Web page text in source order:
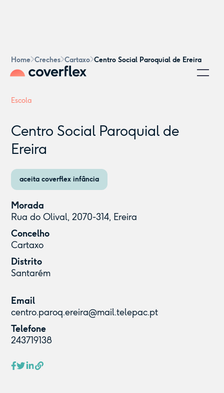
Home Creches Cartaxo Centro Social Paroquial de Ereira
Escola
Centro Social Paroquial de
Ereira
aceita coverflex infância
Morada
Rua do Olival, 2070-314, Ereira
Concelho
Cartaxo
Distrito
Santarém
Email
centro.paroq.ereira@mail.telepac.pt
Telefone
243719138